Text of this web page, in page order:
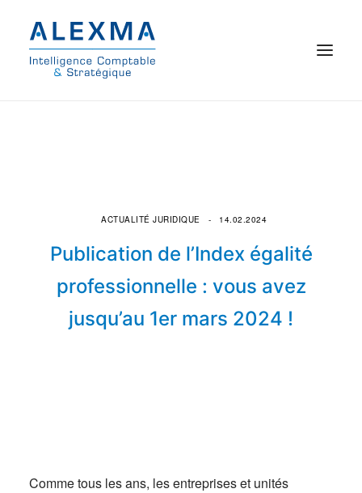
On parle de nous
Qui sommes-nous ?
© 2021 Alexma
Publication de l’Index égalité
professionnelle : vous avez
jusqu’au 1er mars 2024 !
14.02.2024
ACTUALITÉ JURIDIQUE
Comme tous les ans, les entreprises et unités